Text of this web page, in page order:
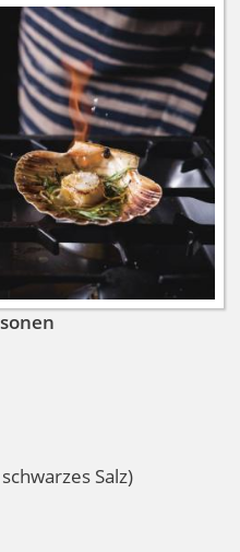
Salz)